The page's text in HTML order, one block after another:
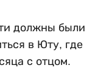
должны были
в Юту, где
с отцом.